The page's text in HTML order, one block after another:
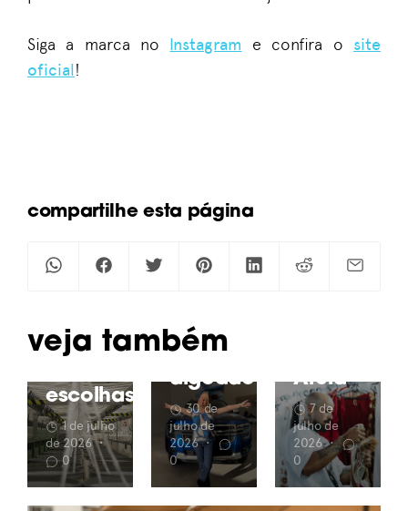
Siga a marca no Instagram e confira o site
oficial!
compartilhe esta página
Veja também
Acabamento,
urdume,
termos
ajudam
a fazer
escolhas
1 de julho
de 2026 •
0
Da
subprodutos
do
algodão
30 de
julho de
2026 •
0
a
Areia
7 de
julho de
2026 •
0